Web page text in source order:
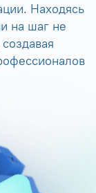
Находясь
на шаг не